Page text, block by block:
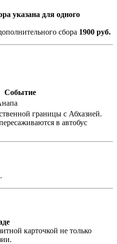
указана для одного
сбора 1900 руб.
Событие
границы с Абхазией.
в автобус
карточкой не только